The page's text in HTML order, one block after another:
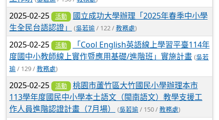
2025-02-25 活動
國立成功大學辦理「2025年春季中小學
生全民台語認證」
(吳若瑜/ 122 /教務處)
2025-02-25 活動
「Cool English英語線上學習平臺114年
度國中小教師線上實作暨應用基礎/進階班」實施計畫 (吳若
瑜/ 129 /教務處)
2025-02-25 活動
桃園市蘆竹區大竹國民小學辦理本市
113學年度國民中小學本土語文（閩南語文）教學支援工
作人員進階認證計畫（7月場）
(吳若瑜/ 150 /教務處)